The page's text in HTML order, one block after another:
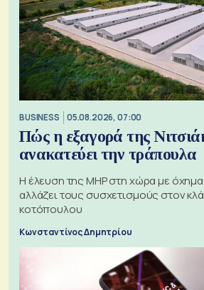
BUSINESS 05.08.2026, 07:00
Πώς η εξαγορά της
ανακατεύει την τράπουλα
H έλευση της MHP στη χώρα με όχημα
αλλάζει τους συσχετισμούς στον
κοτόπουλου
Κωνσταντίνος Δημητρίου